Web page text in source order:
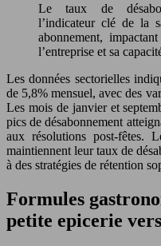
Le taux de
l’indicateur clé de la
abonnement,
l’entreprise et sa
Les données sectorielles
de 5,8% mensuel, avec des
Les mois de janvier et
pics de désabonnement
aux résolutions post-fêtes.
maintiennent leur taux de
à des stratégies de rétention
Formules
petite epicerie